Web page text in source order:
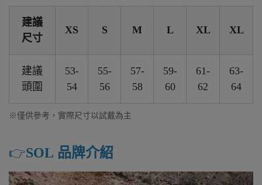
建議
尺寸
XS S M L XL XL
建議
頭圍
53-
54
55-
56
57-
58
59-
60
61-
62
63-
64
※僅供參考，實際尺寸以試戴為主
👉️SOL 品牌介紹